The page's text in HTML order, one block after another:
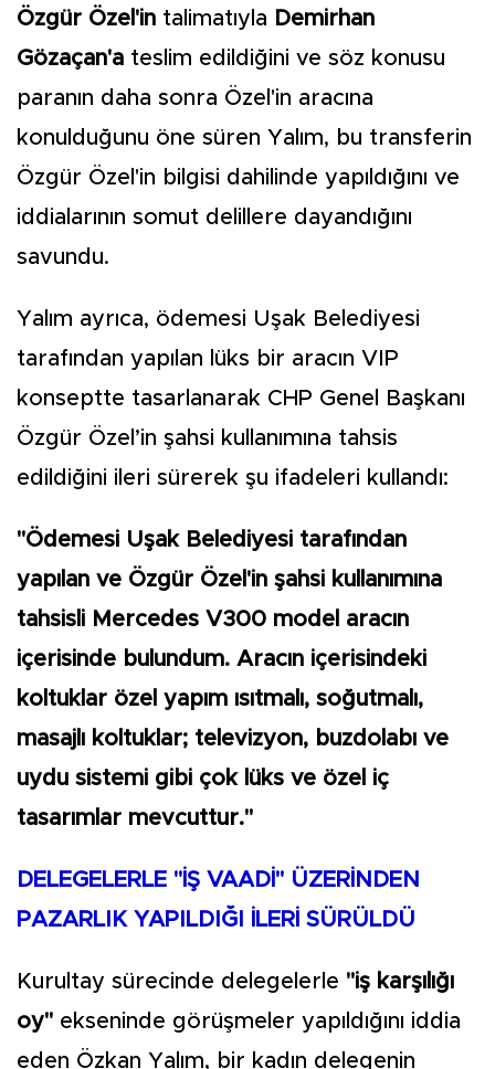
Özgür Özel'in talimatıyla Demirhan
Gözaçan'a teslim edildiğini ve söz konusu
paranın daha sonra Özel'in aracına
konulduğunu öne süren Yalım, bu transferin
Özgür Özel'in bilgisi dahilinde yapıldığını ve
iddialarının somut delillere dayandığını
savundu.
Yalım ayrıca, ödemesi Uşak Belediyesi
tarafından yapılan lüks bir aracın VIP
konseptte tasarlanarak CHP Genel Başkanı
Özgür Özel’in şahsi kullanımına tahsis
edildiğini ileri sürerek şu ifadeleri kullandı:
"Ödemesi Uşak Belediyesi tarafından
yapılan ve Özgür Özel'in şahsi kullanımına
tahsisli Mercedes V300 model aracın
içerisinde bulundum. Aracın içerisindeki
koltuklar özel yapım ısıtmalı, soğutmalı,
masajlı koltuklar; televizyon, buzdolabı ve
uydu sistemi gibi çok lüks ve özel iç
tasarımlar mevcuttur."
DELEGELERLE "İŞ VAADİ" ÜZERİNDEN
PAZARLIK YAPILDIĞI İLERİ SÜRÜLDÜ
Kurultay sürecinde delegelerle "iş karşılığı
oy" ekseninde görüşmeler yapıldığını iddia
eden Özkan Yalım, bir kadın delegenin